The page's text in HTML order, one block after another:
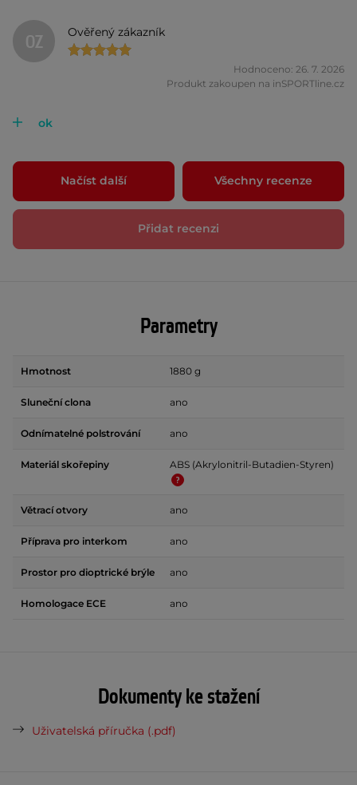
OZ Ověřený zákazník
Hodnoceno: 26. 7. 2026
Produkt zakoupen na inSPORTline.cz
ok
Načíst další Všechny recenze
Přidat recenzi
Parametry
Hmotnost 1880 g
Sluneční clona ano
Odnímatelné polstrování ano
Materiál skořepiny ABS (Akrylonitril-Butadien-Styren)
Větrací otvory ano
Příprava pro interkom ano
Prostor pro dioptrické brýle ano
Homologace ECE ano
Dokumenty ke stažení
Uživatelská příručka (.pdf)